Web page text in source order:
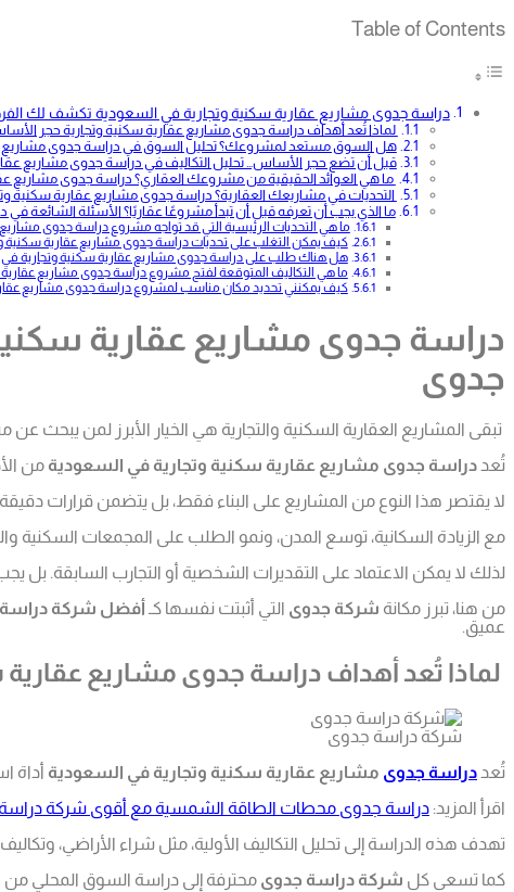
Table of Contents
دراسة جدوى مشاريع عقارية سكنية وتجارية في السعودية تكشف لك
لماذا تُعد أهداف دراسة جدوى مشاريع عقارية سكنية وتجارية حجر
هل السوق مستعد لمشروعك؟ تحليل السوق في دراسة جدوى مشاريع
قبل أن تضع حجر الأساس… تحليل التكاليف في دراسة جدوى مشاريع
ما هي العوائد الحقيقية من مشروعك العقاري؟ دراسة جدوى مشاريع
التحديات في مشاريعك العقارية؟ دراسة جدوى مشاريع عقارية
ما الذي يجب أن تعرفه قبل أن تبدأ مشروعًا عقاريًا؟ الأسئلة
ما هي التحديات الرئيسية التي قد تواجه مشروع دراسة جدوى مشاريع
كيف يمكن التغلب على تحديات دراسة جدوى مشاريع عقارية سكنية
هل هناك طلب على دراسة جدوى مشاريع عقارية سكنية وتجارية في
ما هي التكاليف المتوقعة لفتح مشروع دراسة جدوى مشاريع عقارية
كيف يمكنني تحديد مكان مناسب لمشروع دراسة جدوى مشاريع
دراسة جدوى مشاريع عقارية
جدوى
تبقى المشاريع العقارية السكنية والتجارية هي الخيار الأبرز لمن
تُعد دراسة جدوى مشاريع عقارية سكنية وتجارية في السعودية من
لا يقتصر هذا النوع من المشاريع على البناء فقط، بل يتضمن قرارات دقيقة
مع الزيادة السكانية، توسع المدن، ونمو الطلب على المجمعات السكنية
لذلك لا يمكن الاعتماد على التقديرات الشخصية أو التجارب السابقة. بل يجب
من هنا، تبرز مكانة شركة جدوى التي أثبتت نفسها كـ أفضل شركة
عميق.
لماذا تُعد أهداف دراسة جدوى مشاريع
شركة دراسة جدوى
تُعد دراسة جدوى مشاريع عقارية سكنية وتجارية في السعودية أداة
اقرأ المزيد: دراسة جدوى محطات الطاقة الشمسية مع أقوى شركة
تهدف هذه الدراسة إلى تحليل التكاليف الأولية، مثل شراء الأراضي، وتكاليف
كما تسعى كل شركة دراسة جدوى محترفة إلى دراسة السوق المحلي